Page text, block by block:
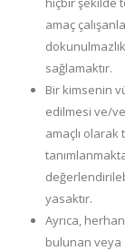
amaç
sağlamaktır.
Bir kimsenin
edilmesi ve/
amaçlı
yasaktır.
Ayrıca,
bulunan veya